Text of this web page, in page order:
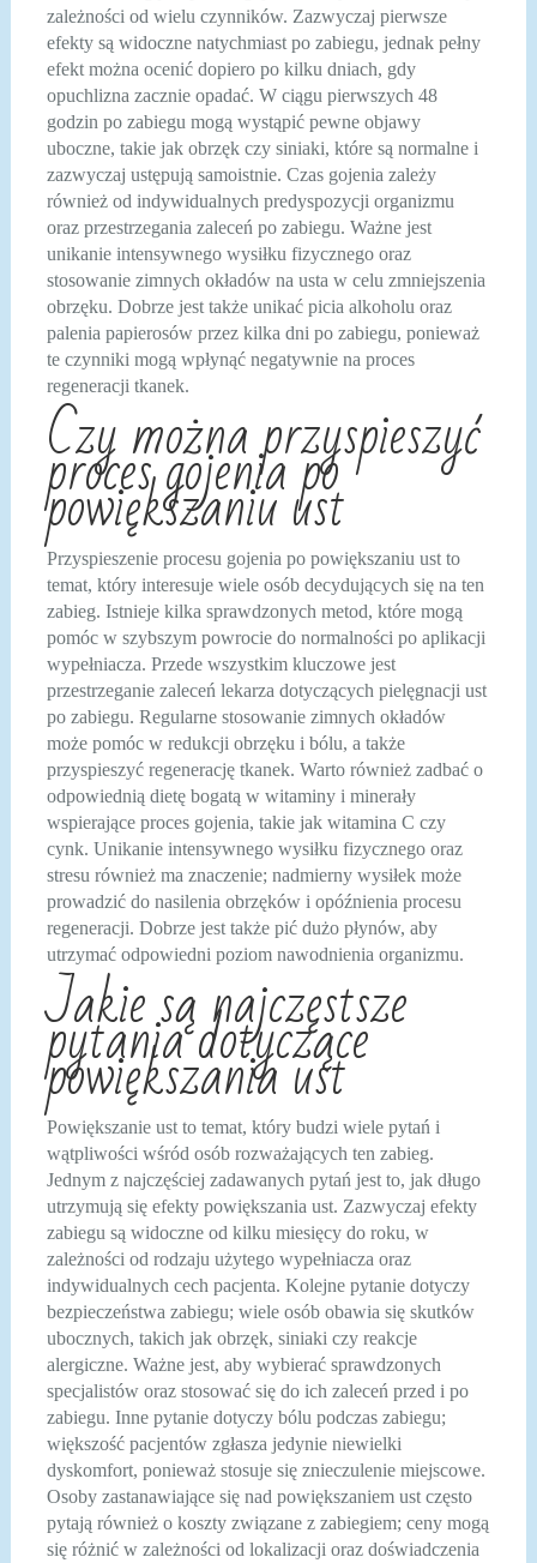
zależności od wielu czynników. Zazwyczaj pierwsze
efekty są widoczne natychmiast po zabiegu, jednak pełny
efekt można ocenić dopiero po kilku dniach, gdy
opuchlizna zacznie opadać. W ciągu pierwszych 48
godzin po zabiegu mogą wystąpić pewne objawy
uboczne, takie jak obrzęk czy siniaki, które są normalne i
zazwyczaj ustępują samoistnie. Czas gojenia zależy
również od indywidualnych predyspozycji organizmu
oraz przestrzegania zaleceń po zabiegu. Ważne jest
unikanie intensywnego wysiłku fizycznego oraz
stosowanie zimnych okładów na usta w celu zmniejszenia
obrzęku. Dobrze jest także unikać picia alkoholu oraz
palenia papierosów przez kilka dni po zabiegu, ponieważ
te czynniki mogą wpłynąć negatywnie na proces
regeneracji tkanek.
Czy można przyspieszyć
proces gojenia po
powiększaniu ust
Przyspieszenie procesu gojenia po powiększaniu ust to
temat, który interesuje wiele osób decydujących się na ten
zabieg. Istnieje kilka sprawdzonych metod, które mogą
pomóc w szybszym powrocie do normalności po aplikacji
wypełniacza. Przede wszystkim kluczowe jest
przestrzeganie zaleceń lekarza dotyczących pielęgnacji ust
po zabiegu. Regularne stosowanie zimnych okładów
może pomóc w redukcji obrzęku i bólu, a także
przyspieszyć regenerację tkanek. Warto również zadbać o
odpowiednią dietę bogatą w witaminy i minerały
wspierające proces gojenia, takie jak witamina C czy
cynk. Unikanie intensywnego wysiłku fizycznego oraz
stresu również ma znaczenie; nadmierny wysiłek może
prowadzić do nasilenia obrzęków i opóźnienia procesu
regeneracji. Dobrze jest także pić dużo płynów, aby
utrzymać odpowiedni poziom nawodnienia organizmu.
Jakie są najczęstsze
pytania dotyczące
powiększania ust
Powiększanie ust to temat, który budzi wiele pytań i
wątpliwości wśród osób rozważających ten zabieg.
Jednym z najczęściej zadawanych pytań jest to, jak długo
utrzymują się efekty powiększania ust. Zazwyczaj efekty
zabiegu są widoczne od kilku miesięcy do roku, w
zależności od rodzaju użytego wypełniacza oraz
indywidualnych cech pacjenta. Kolejne pytanie dotyczy
bezpieczeństwa zabiegu; wiele osób obawia się skutków
ubocznych, takich jak obrzęk, siniaki czy reakcje
alergiczne. Ważne jest, aby wybierać sprawdzonych
specjalistów oraz stosować się do ich zaleceń przed i po
zabiegu. Inne pytanie dotyczy bólu podczas zabiegu;
większość pacjentów zgłasza jedynie niewielki
dyskomfort, ponieważ stosuje się znieczulenie miejscowe.
Osoby zastanawiające się nad powiększaniem ust często
pytają również o koszty związane z zabiegiem; ceny mogą
się różnić w zależności od lokalizacji oraz doświadczenia